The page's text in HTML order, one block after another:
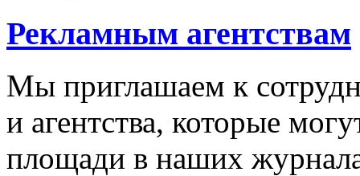
Рекламным агентствам
Мы приглашаем к
и агентства, которые
площади в наших